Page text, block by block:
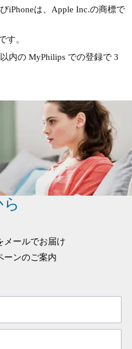
運動が効
こは舌
いろな方
くらい。
仕上げ
いかす。
剃るこ
加減。強
けになる
ツ。その
，感圧セ
がある。
iPhoneは、Apple Inc.の商標で
す。
内の MyPhilips での登録で 3
メールでお届け
ーンのご案内